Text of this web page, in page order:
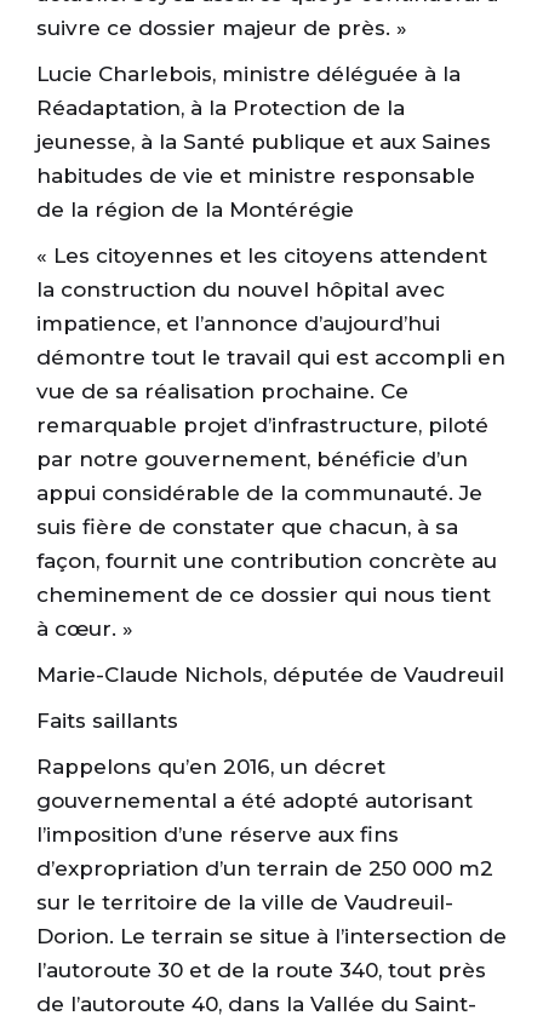
suivre ce dossier majeur de près. »
Lucie Charlebois, ministre déléguée à la
Réadaptation, à la Protection de la
jeunesse, à la Santé publique et aux Saines
habitudes de vie et ministre responsable
de la région de la Montérégie
« Les citoyennes et les citoyens attendent
la construction du nouvel hôpital avec
impatience, et l’annonce d’aujourd’hui
démontre tout le travail qui est accompli en
vue de sa réalisation prochaine. Ce
remarquable projet d’infrastructure, piloté
par notre gouvernement, bénéficie d’un
appui considérable de la communauté. Je
suis fière de constater que chacun, à sa
façon, fournit une contribution concrète au
cheminement de ce dossier qui nous tient
à cœur. »
Marie-Claude Nichols, députée de Vaudreuil
Faits saillants
Rappelons qu’en 2016, un décret
gouvernemental a été adopté autorisant
l’imposition d’une réserve aux fins
d’expropriation d’un terrain de 250 000 m2
sur le territoire de la ville de Vaudreuil-
Dorion. Le terrain se situe à l’intersection de
l’autoroute 30 et de la route 340, tout près
de l’autoroute 40, dans la Vallée du Saint-